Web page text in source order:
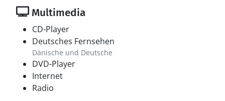
Multimedia
CD-Player
Deutsches Fernsehen
Dänische und Deutsche
DVD-Player
Internet
Radio